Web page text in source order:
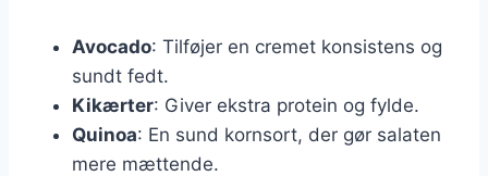
Avocado: Tilføjer en cremet konsistens og
sundt fedt.
Kikærter: Giver ekstra protein og fylde.
Quinoa: En sund kornsort, der gør salaten
mere mættende.